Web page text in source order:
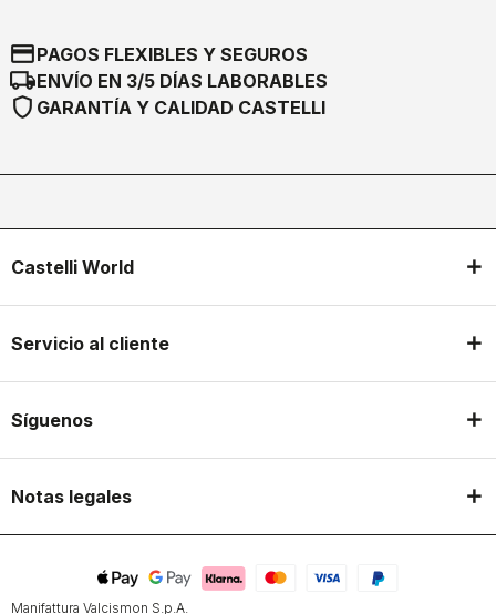
credit_cardPAGOS FLEXIBLES Y SEGUROS
local_shippingENVÍO EN 3/5 DÍAS LABORABLES
shield GARANTÍA Y CALIDAD CASTELLI
Castelli World
Servicio al cliente
Síguenos
Notas legales
Manifattura Valcismon S.p.A.